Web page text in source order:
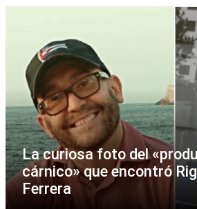
La curiosa foto del
cárnico» que encontró
Ferrera